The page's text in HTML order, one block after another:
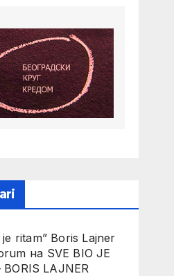
je ritam” Boris Lajner
на SVE BIO JE
BORIS LAJNER